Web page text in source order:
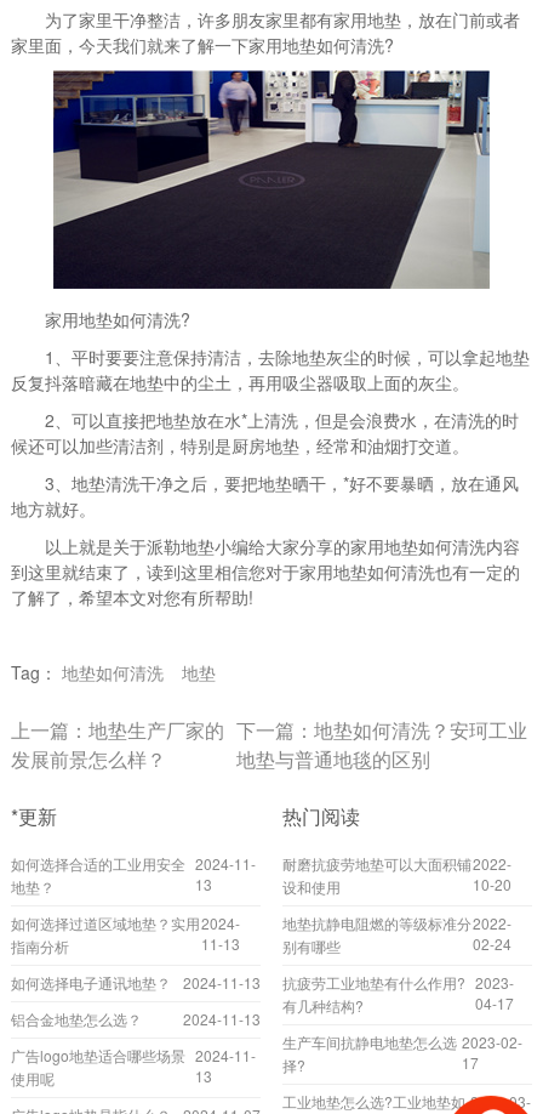
为了家里干净整洁，许多朋友家里都有家用地垫，放在门前或者
家里面，今天我们就来了解一下家用地垫如何清洗?
家用地垫如何清洗?
1、平时要要注意保持清洁，去除地垫灰尘的时候，可以拿起地垫
反复抖落暗藏在地垫中的尘土，再用吸尘器吸取上面的灰尘。
2、可以直接把地垫放在水*上清洗，但是会浪费水，在清洗的时
候还可以加些清洁剂，特别是厨房地垫，经常和油烟打交道。
3、地垫清洗干净之后，要把地垫晒干，*好不要暴晒，放在通风
地方就好。
以上就是关于派勒地垫小编给大家分享的家用地垫如何清洗内容
到这里就结束了，读到这里相信您对于家用地垫如何清洗也有一定的
了解了，希望本文对您有所帮助!
Tag： 地垫如何清洗 地垫
上一篇： 地垫生产厂家的
发展前景怎么样？
下一篇： 地垫如何清洗？安珂工业
地垫与普通地毯的区别
*更新
如何选择合适的工业用安全
地垫？
2024-11-
13
如何选择过道区域地垫？实用
指南分析
2024-
11-13
如何选择电子通讯地垫？
2024-11-13
铝合金地垫怎么选？
2024-11-13
广告logo地垫适合哪些场景
使用呢
2024-11-
13
热门阅读
耐磨抗疲劳地垫可以大面积铺
设和使用
2022-
10-20
地垫抗静电阻燃的等级标准分
别有哪些
2022-
02-24
抗疲劳工业地垫有什么作用?
有几种结构?
2023-
04-17
生产车间抗静电地垫怎么选
择?
2023-02-
17
工业地垫怎么选?工业地垫如 2023-03-